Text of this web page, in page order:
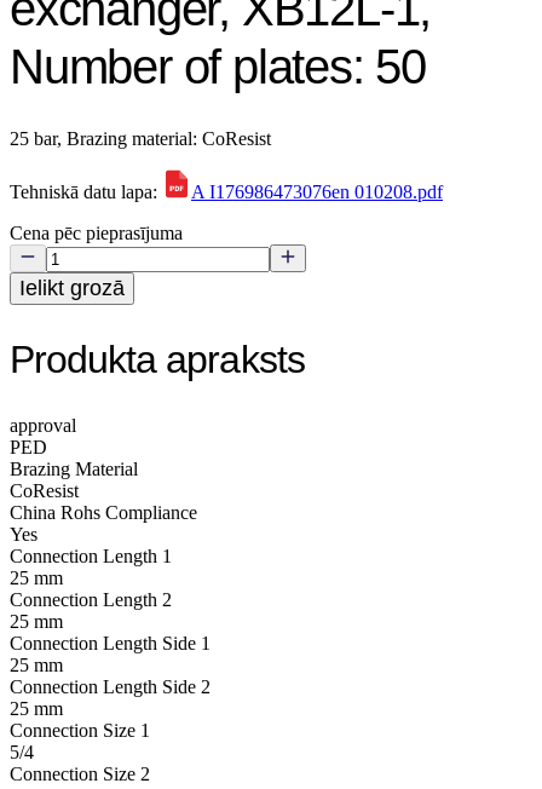
Number of plates: 50
25 bar, Brazing material: CoResist
Tehniskā datu lapa:
A I176986473076en 010208.pdf
Cena pēc pieprasījuma
Ielikt grozā
Produkta apraksts
approval
PED
Brazing Material
CoResist
China Rohs Compliance
Yes
Connection Length 1
25 mm
Connection Length 2
25 mm
Connection Length Side 1
25 mm
Connection Length Side 2
25 mm
Connection Size 1
5/4
Connection Size 2